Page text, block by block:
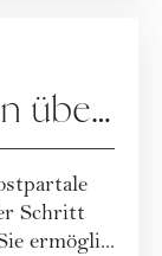
über
Schritt
ermögli...